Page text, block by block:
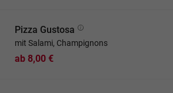
Pizza Gustosa
mit Salami, Champignons
ab 8,00 €